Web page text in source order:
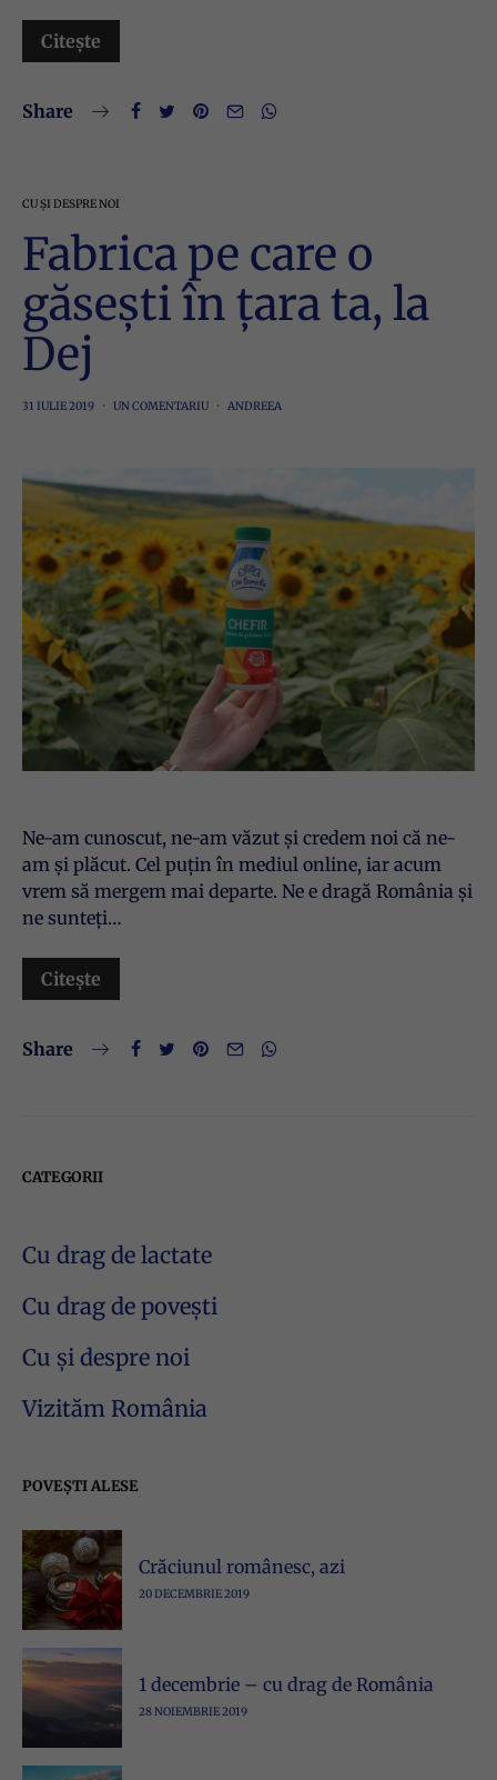
Citește
Share
CU ȘI DESPRE NOI
Fabrica pe care o
găsești în țara ta, la
Dej
31 IULIE 2019 UN COMENTARIU ANDREEA
Ne-am cunoscut, ne-am văzut și credem noi că ne-
am și plăcut. Cel puțin în mediul online, iar acum
vrem să mergem mai departe. Ne e dragă România și
ne sunteți…
Citește
Share
CATEGORII
Cu drag de lactate
Cu drag de povești
Cu și despre noi
Vizităm România
POVEȘTI ALESE
Crăciunul românesc, azi
20 DECEMBRIE 2019
1 decembrie – cu drag de România
28 NOIEMBRIE 2019